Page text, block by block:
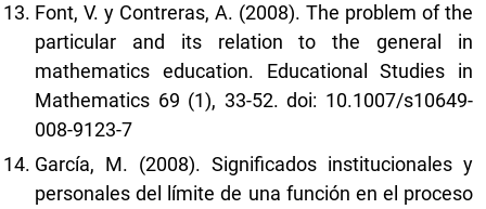
Font, V. y Contreras, A. (2008). The problem of the
particular and its relation to the general in
mathematics education. Educational Studies in
Mathematics 69 (1), 33-52. doi: 10.1007/s10649-
008-9123-7
García, M. (2008). Significados institucionales y
personales del límite de una función en el proceso